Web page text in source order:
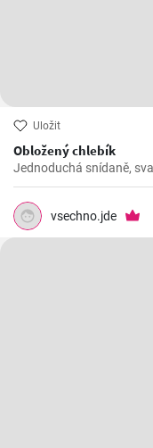
Uložit
Obložený chlebík
Jednoduchá snídaně,
vsechno.jde